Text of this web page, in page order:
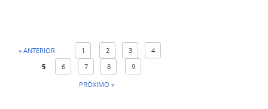
« ANTERIOR 1 2 3
4
5
6 7 8
9
PRÓXIMO »